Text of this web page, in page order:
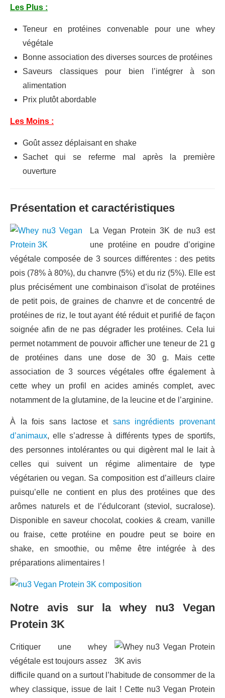
Les Plus :
Teneur en protéines convenable pour une whey
végétale
Bonne association des diverses sources de protéines
Saveurs classiques pour bien l’intégrer à son
alimentation
Prix plutôt abordable
Les Moins :
Goût assez déplaisant en shake
Sachet qui se referme mal après la première
ouverture
Présentation et caractéristiques
La Vegan Protein 3K de nu3 est
une protéine en poudre d’origine
végétale composée de 3 sources différentes : des petits
pois (78% à 80%), du chanvre (5%) et du riz (5%). Elle est
plus précisément une combinaison d’isolat de protéines
de petit pois, de graines de chanvre et de concentré de
protéines de riz, le tout ayant été réduit et purifié de façon
soignée afin de ne pas dégrader les protéines. Cela lui
permet notamment de pouvoir afficher une teneur de 21 g
de protéines dans une dose de 30 g. Mais cette
association de 3 sources végétales offre également à
cette whey un profil en acides aminés complet, avec
notamment de la glutamine, de la leucine et de l’arginine.
À la fois sans lactose et sans ingrédients provenant
d’animaux, elle s’adresse à différents types de sportifs,
des personnes intolérantes ou qui digèrent mal le lait à
celles qui suivent un régime alimentaire de type
végétarien ou vegan. Sa composition est d’ailleurs claire
puisqu’elle ne contient en plus des protéines que des
arômes naturels et de l’édulcorant (steviol, sucralose).
Disponible en saveur chocolat, cookies & cream, vanille
ou fraise, cette protéine en poudre peut se boire en
shake, en smoothie, ou même être intégrée à des
préparations alimentaires !
Notre avis sur la whey nu3 Vegan
Protein 3K
Critiquer une whey
végétale est toujours assez
difficile quand on a surtout l’habitude de consommer de la
whey classique, issue de lait ! Cette nu3 Vegan Protein